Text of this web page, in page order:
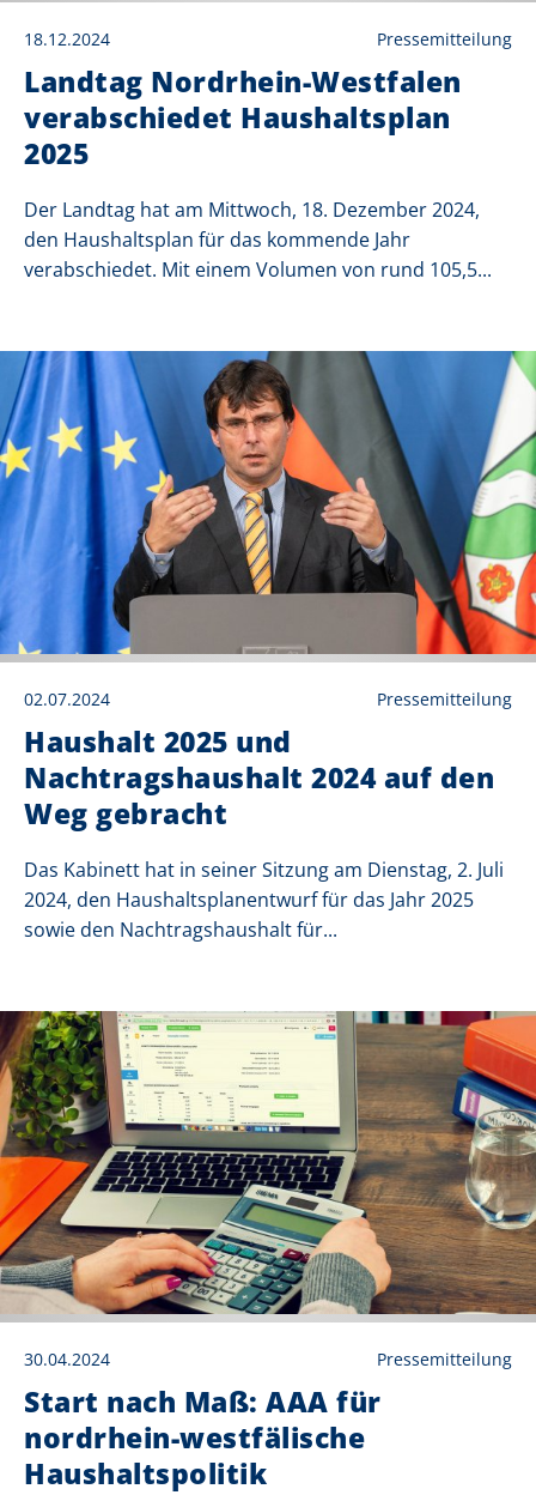
18.12.2024 Pressemitteilung
Landtag Nordrhein-Westfalen
verabschiedet Haushaltsplan
2025
Der Landtag hat am Mittwoch, 18. Dezember 2024,
den Haushaltsplan für das kommende Jahr
verabschiedet. Mit einem Volumen von rund 105,5...
02.07.2024 Pressemitteilung
Haushalt 2025 und
Nachtragshaushalt 2024 auf den
Weg gebracht
Das Kabinett hat in seiner Sitzung am Dienstag, 2. Juli
2024, den Haushaltsplanentwurf für das Jahr 2025
sowie den Nachtragshaushalt für...
30.04.2024 Pressemitteilung
Start nach Maß: AAA für
nordrhein-westfälische
Haushaltspolitik